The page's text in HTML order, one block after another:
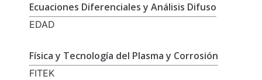
Ecuaciones Diferenciales y Análisis Difuso
EDAD
Física y Tecnología del Plasma y Corrosión
FITEK